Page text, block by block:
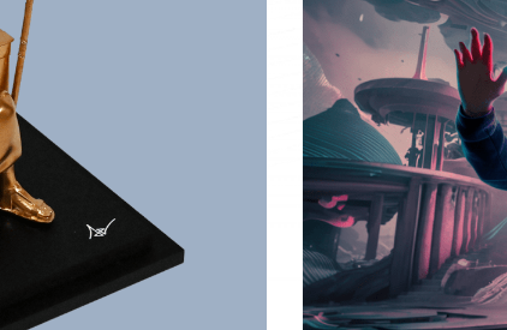
Réalité virtuelle
Réalisations 3D